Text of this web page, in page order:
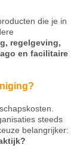
die je in
regelgeving,
en facilitaire
steeds
belangrijker: